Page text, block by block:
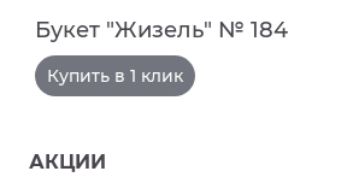
Букет "Жизель" № 184
Купить в 1 клик
АКЦИИ